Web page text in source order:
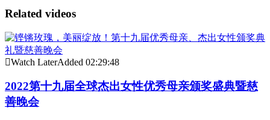
Related videos
Watch LaterAdded 02:29:48
2022第十九届全球杰出女性优秀母亲颁奖盛典暨慈
善晚会